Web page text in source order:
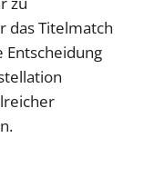
das Titelmatch
Entscheidung